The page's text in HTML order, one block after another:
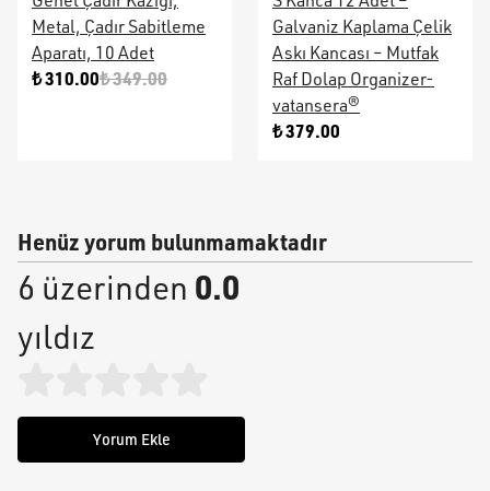
Metal, Çadır Sabitleme
Aparatı, 10 Adet
₺ 310.00₺ 349.00
Galvaniz Kaplama Çelik
Askı Kancası – Mutfak
Raf Dolap Organizer-
vatansera®
₺ 379.00
Henüz yorum bulunmamaktadır
6 üzerinden 0.0
yıldız
Yorum Ekle